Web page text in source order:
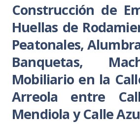
Construcción de
Huellas de
Peatonales,
Banquetas,
Mobiliario en la
Arreola entre
Mendiola y Calle